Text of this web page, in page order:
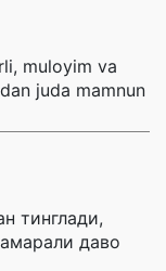
muloyim va
juda mamnun
тинглади,
даво